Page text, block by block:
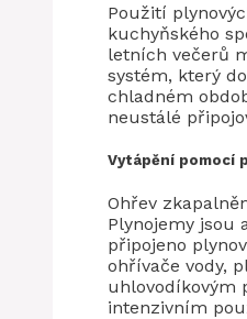
Použití
kuchyňského
letních večerů
systém, který
chladném
neustálé
Vytápění pomocí
Ohřev
Plynojemy jsou
připojeno
ohřívače vody,
uhlovodíkovým
intenzivním